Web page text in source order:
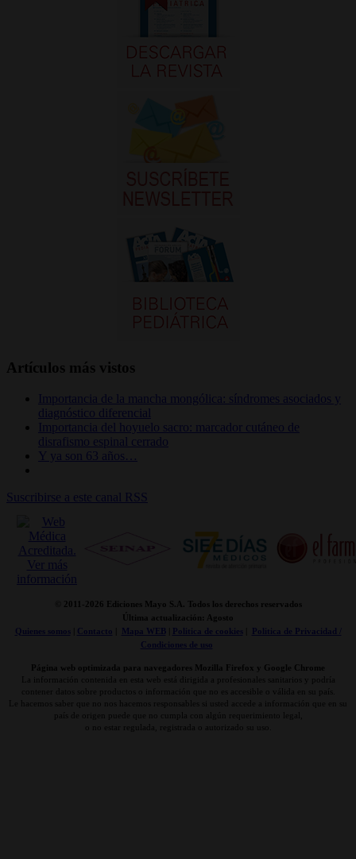
Artículos más vistos
Importancia de la mancha mongólica: síndromes asociados y
diagnóstico diferencial
Importancia del hoyuelo sacro: marcador cutáneo de
disrafismo espinal cerrado
Y ya son 63 años…
Suscribirse a este canal RSS
© 2011- 2026 Ediciones Mayo S.A. Todos los derechos reservados
Última actualización: Agosto
Quienes somos| Contacto Mapa WEB| Politica de cookies|
Politica de Privacidad /
Condiciones de uso
Página web optimizada para navegadores Mozilla Firefox y Google Chrome
La información contenida en esta web está dirigida a profesionales sanitarios y podría
contener datos sobre productos o información que no es accesible o válida en su país.
Le hacemos saber que no nos hacemos responsables si usted accede a información que en su
país de origen puede que no cumpla con algún requerimiento legal,
o no estar regulada, registrada o autorizado su uso.